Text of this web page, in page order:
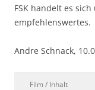
FSK handelt es
empfehlenswertes.
Andre Schnack,
Film / Inhalt